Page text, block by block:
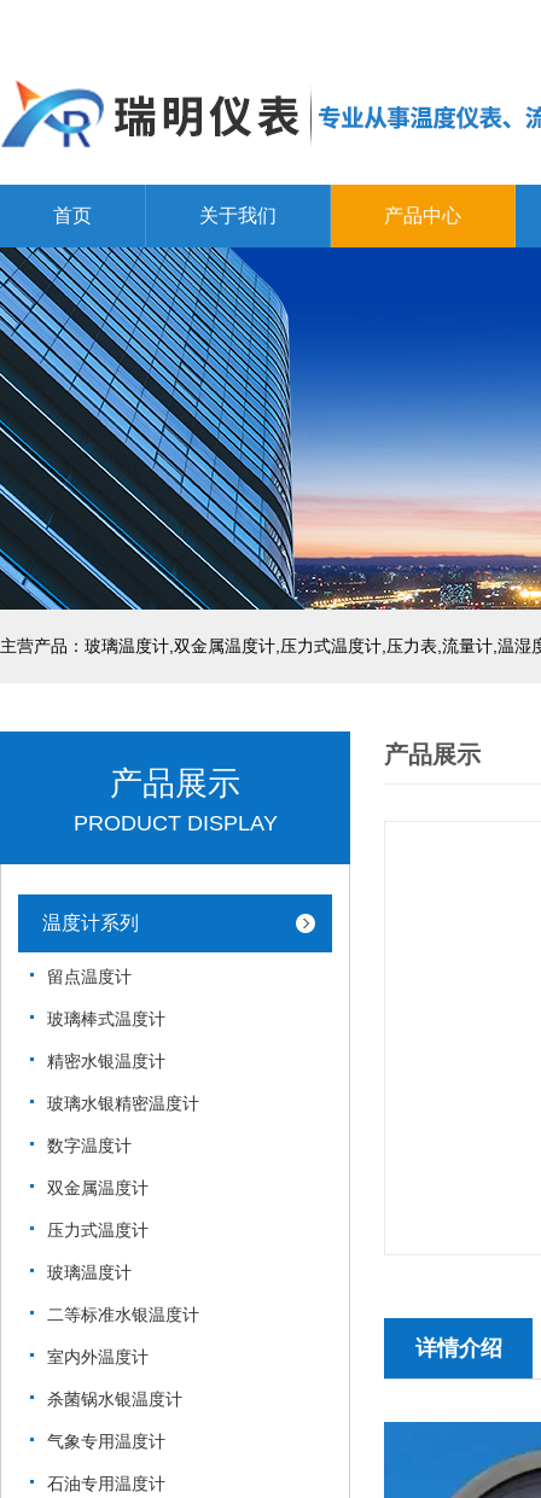
首页 关于我们 产品中心
产品展示
PRODUCT DISPLAY
温度计系列
留点温度计
玻璃棒式温度计
精密水银温度计
玻璃水银精密温度计
数字温度计
双金属温度计
压力式温度计
玻璃温度计
二等标准水银温度计
室内外温度计
杀菌锅水银温度计
气象专用温度计
石油专用温度计
产品展示
详情介绍